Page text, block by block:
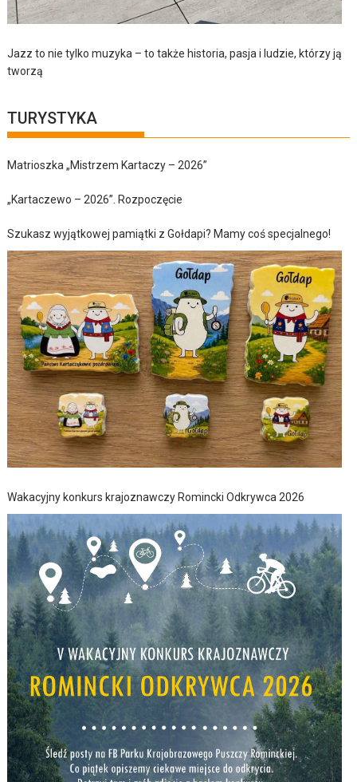
Jazz to nie tylko muzyka – to także historia, pasja i ludzie, którzy ją
tworzą
TURYSTYKA
Matrioszka „Mistrzem Kartaczy – 2026”
„Kartaczewo – 2026”. Rozpoczęcie
Szukasz wyjątkowej pamiątki z Gołdapi? Mamy coś specjalnego!
Wakacyjny konkurs krajoznawczy Romincki Odkrywca 2026